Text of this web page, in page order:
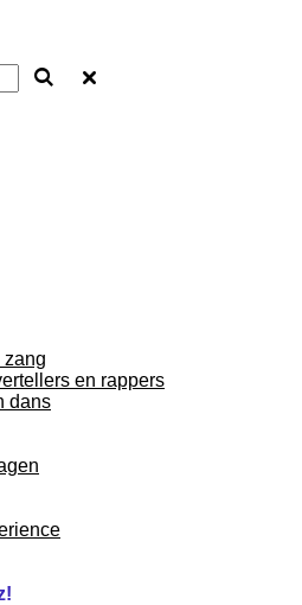
zang
en rappers
dans